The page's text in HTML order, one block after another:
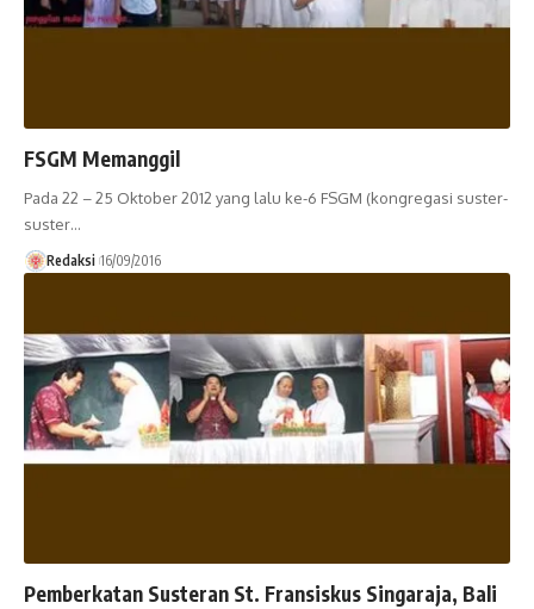
FSGM Memanggil
Pada 22 – 25 Oktober 2012 yang lalu ke-6 FSGM (kongregasi suster-
suster…
Redaksi 16/09/2016
Pemberkatan Susteran St. Fransiskus Singaraja, Bali